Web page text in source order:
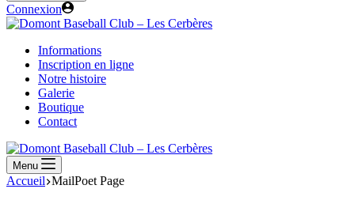
Connexion
Informations
Inscription en ligne
Notre histoire
Galerie
Boutique
Contact
Menu
Accueil MailPoet Page